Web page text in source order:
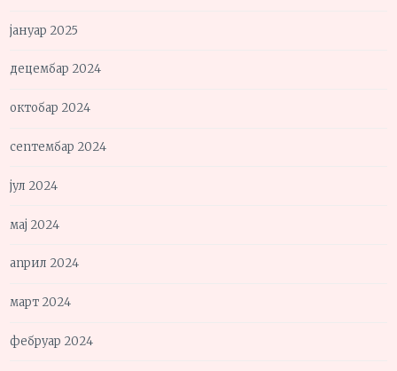
јануар 2025
децембар 2024
октобар 2024
септембар 2024
јул 2024
мај 2024
април 2024
март 2024
фебруар 2024